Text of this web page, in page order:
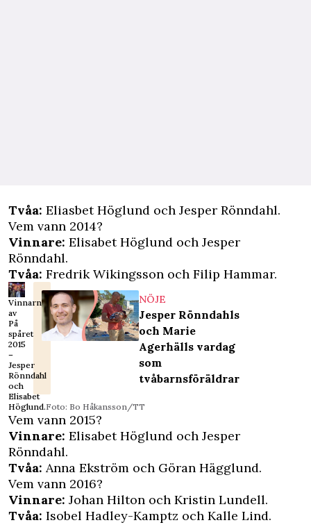
Tvåa: Eliasbet Höglund och Jesper Rönndahl.
Vem vann 2014?
Vinnare: Elisabet Höglund och Jesper
Rönndahl.
Tvåa: Fredrik Wikingsson och Filip Hammar.
Vinnarna
av
På
spåret
2015
–
Jesper
Rönndahl
och
Elisabet
Höglund.Foto: Bo Håkansson/TT
NÖJE
Jesper Rönndahls
och Marie
Agerhälls vardag
som
tvåbarnsföräldrar
Vem vann 2015?
Vinnare: Elisabet Höglund och Jesper
Rönndahl.
Tvåa: Anna Ekström och Göran Hägglund.
Vem vann 2016?
Vinnare: Johan Hilton och Kristin Lundell.
Tvåa: Isobel Hadley-Kamptz och Kalle Lind.